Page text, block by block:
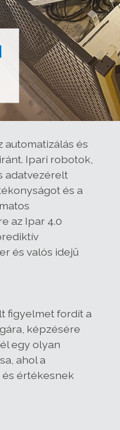
automatizálás és
Ipari robotok,
adatvezérelt
és a
az Ipar 4.0
és valós idejű
figyelmet fordít a
képzésére
egy olyan
ahol a
értékesnek